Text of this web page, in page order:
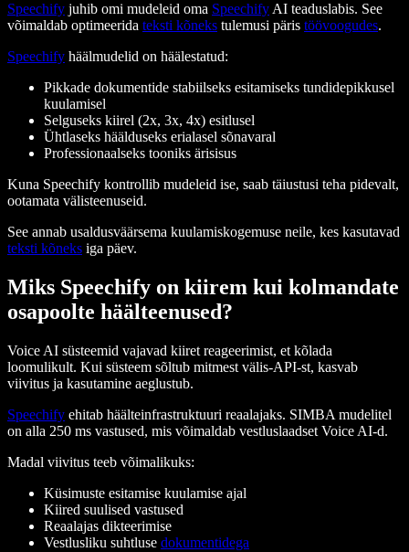
Speechify juhib omi mudeleid oma SpeechifyAI teaduslabis. See
võimaldab optimeerida teksti kõneks tulemusi päris töövoogudes.
Speechify häälmudelid on häälestatud:
Pikkade dokumentide stabiilseks esitamiseks tundidepikkusel
kuulamisel
Selguseks kiirel (2x, 3x, 4x) esitlusel
Ühtlaseks häälduseks erialasel sõnavaral
Professionaalseks tooniks ärisisus
Kuna Speechify kontrollib mudeleid ise, saab täiustusi teha pidevalt,
ootamata välisteenuseid.
See annab usaldusväärsema kuulamiskogemuse neile, kes kasutavad
teksti kõneks iga päev.
Miks Speechify on kiirem kui kolmandate
osapoolte häälteenused?
Voice AI süsteemid vajavad kiiret reageerimist, et kõlada
loomulikult. Kui süsteem sõltub mitmest välis-API-st, kasvab
viivitus ja kasutamine aeglustub.
Speechify ehitab häälteinfrastruktuuri reaalajaks. SIMBA mudelitel
on alla 250 ms vastused, mis võimaldab vestluslaadset Voice AI-d.
Madal viivitus teeb võimalikuks:
Küsimuste esitamise kuulamise ajal
Kiired suulised vastused
Reaalajas dikteerimise
Vestlusliku suhtluse dokumentidega